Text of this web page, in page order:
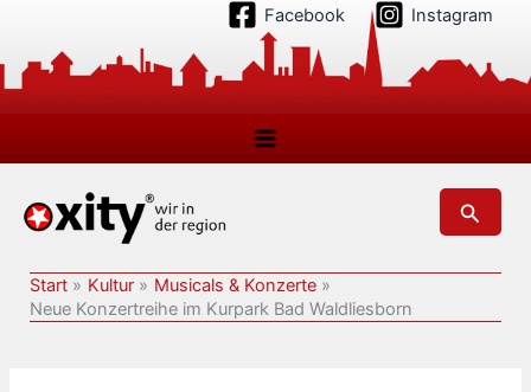
springen
Facebook Instagram
Suchen
Start Kultur
Musicals & Konzerte
Neue Konzertreihe im Kurpark Bad Waldliesborn